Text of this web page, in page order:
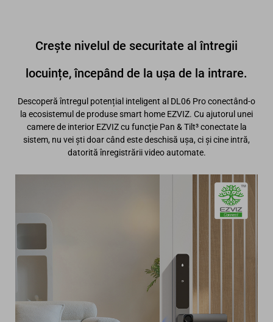
Crește nivelul de securitate al întregii
locuințe, începând de la ușa de la intrare.
Descoperă întregul potențial inteligent al DL06 Pro conectând-o
la ecosistemul de produse smart home EZVIZ. Cu ajutorul unei
camere de interior EZVIZ cu funcție Pan & Tilt³ conectate la
sistem, nu vei ști doar când este deschisă ușa, ci și cine intră,
datorită înregistrării video automate.